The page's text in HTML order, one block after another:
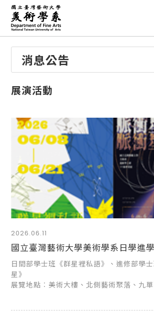
消息公告
展演活動
2026.06.11
日間部學士班《群星裡私語》、進修部學
星》
展覽地點︰美術大樓、北側藝術聚落、九